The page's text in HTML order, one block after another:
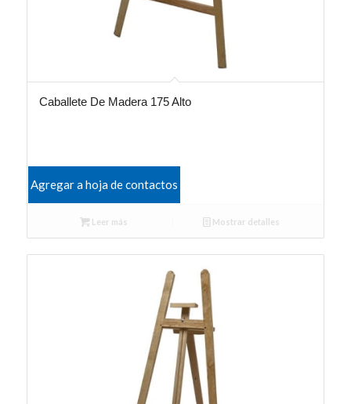
Caballete De Madera 175 Alto
Agregar a hoja de contactos
Leer más Mostrar detalles